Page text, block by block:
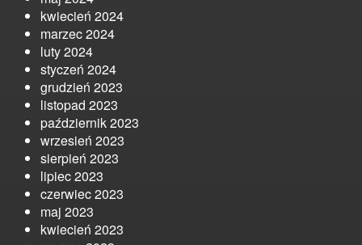
kwiecień 2024
marzec 2024
luty 2024
styczeń 2024
grudzień 2023
listopad 2023
październik 2023
wrzesień 2023
sierpień 2023
lipiec 2023
czerwiec 2023
maj 2023
kwiecień 2023